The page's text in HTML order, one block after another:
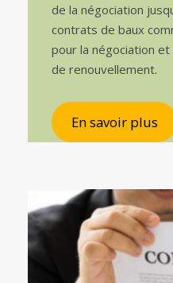
de la négociation
contrats de baux
pour la négociation
de renouvellement.
En savoir plus